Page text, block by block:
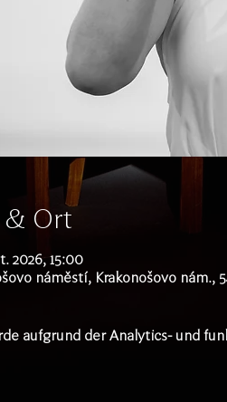
Ort
2026, 15:00
náměstí, Krakonošovo nám.,
aufgrund der Analytics- und